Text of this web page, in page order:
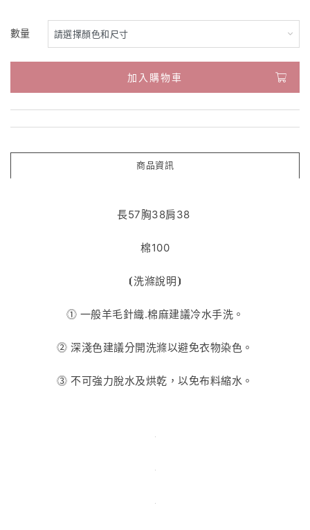
數量
加入購物車
商品資訊
長57胸38肩38
棉100
⦗洗滌說明⦘
⓵ 一般羊毛針織.棉麻建議冷水手洗。
⓶ 深淺色建議分開洗滌以避免衣物染色。
⓷ 不可強力脫水及烘乾，以免布料縮水。